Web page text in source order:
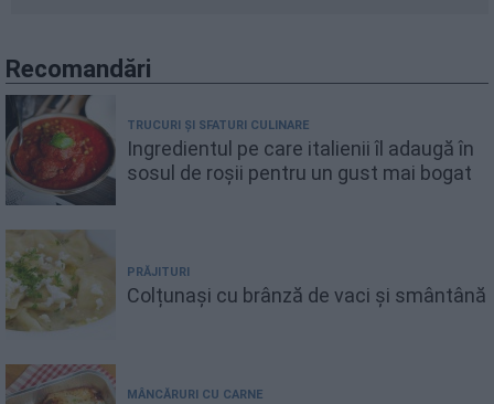
Recomandări
TRUCURI ȘI SFATURI CULINARE
Ingredientul pe care italienii îl adaugă în
sosul de roșii pentru un gust mai bogat
PRĂJITURI
Colțunași cu brânză de vaci și smântână
MÂNCĂRURI CU CARNE